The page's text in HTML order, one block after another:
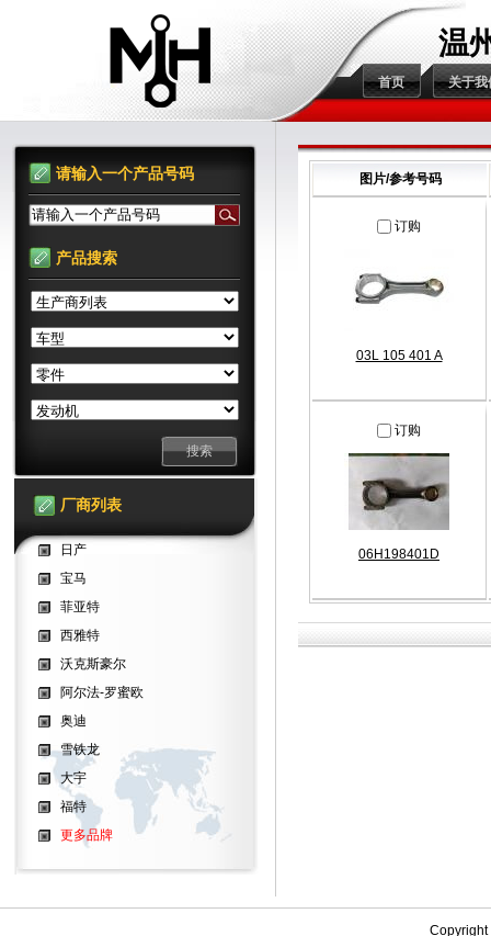
温
首页 关于我
图片/参考号码
订购
03L 105 401 A
订购
06H198401D
请输入一个产品号码
请输入一个产品号码
产品搜索
厂商列表
日产
宝马
菲亚特
西雅特
沃克斯豪尔
阿尔法-罗蜜欧
奥迪
雪铁龙
大宇
福特
更多品牌
Copyright